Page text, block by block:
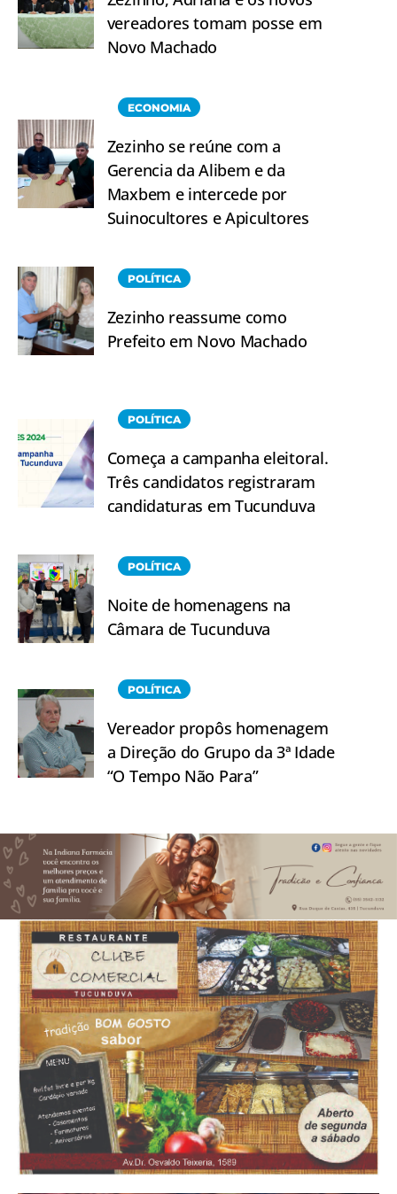
vereadores tomam posse em
Novo Machado
ECONOMIA
Zezinho se reúne com a
Gerencia da Alibem e da
Maxbem e intercede por
Suinocultores e Apicultores
POLÍTICA
Zezinho reassume como
Prefeito em Novo Machado
POLÍTICA
Começa a campanha eleitoral.
Três candidatos registraram
candidaturas em Tucunduva
POLÍTICA
Noite de homenagens na
Câmara de Tucunduva
POLÍTICA
Vereador propôs homenagem
a Direção do Grupo da 3ª Idade
“O Tempo Não Para”